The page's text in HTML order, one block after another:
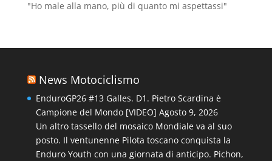
"Ho male alla mano, più di quanto mi aspettassi"
News Motociclismo
EnduroGP26 #13 Galles. D1. Pietro Scardina è
Campione del Mondo [VIDEO] Agosto 9, 2026
Un altro tassello del mosaico Mondiale va al suo
posto. Il ventunenne Pilota toscano conquista la
Enduro Youth con una giornata di anticipo. Pichon,